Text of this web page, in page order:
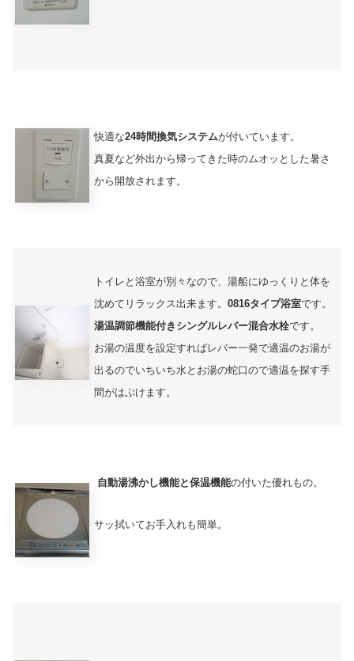
快適な24時間換気システムが付いています。
真夏など外出から帰ってきた時のムオッとした暑さ
から開放されます。
トイレと浴室が別々なので、湯船にゆっくりと体を
沈めてリラックス出来ます。 0816タイプ浴室です。
湯温調節機能付きシングルレバー混合水栓です。
お湯の温度を設定すればレバー一発で適温のお湯が
出るのでいちいち水とお湯の蛇口ので適温を探す手
間がはぶけます。
自動湯沸かし機能と保温機能の付いた優れもの。
サッ拭いてお手入れも簡単。